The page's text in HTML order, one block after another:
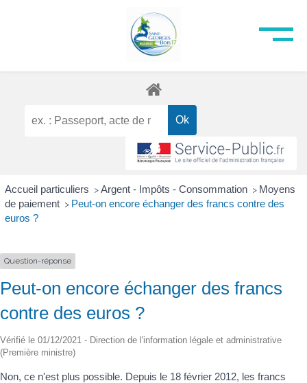
Accueil particuliers > Argent - Impôts - Consommation > Moyens
de paiement > Peut-on encore échanger des francs contre des
euros ?
Question-réponse
Peut-on encore échanger des francs
contre des euros ?
Vérifié le 01/12/2021 - Direction de l'information légale et administrative
(Première ministre)
Non, ce n'est plus possible. Depuis le 18 février 2012, les francs